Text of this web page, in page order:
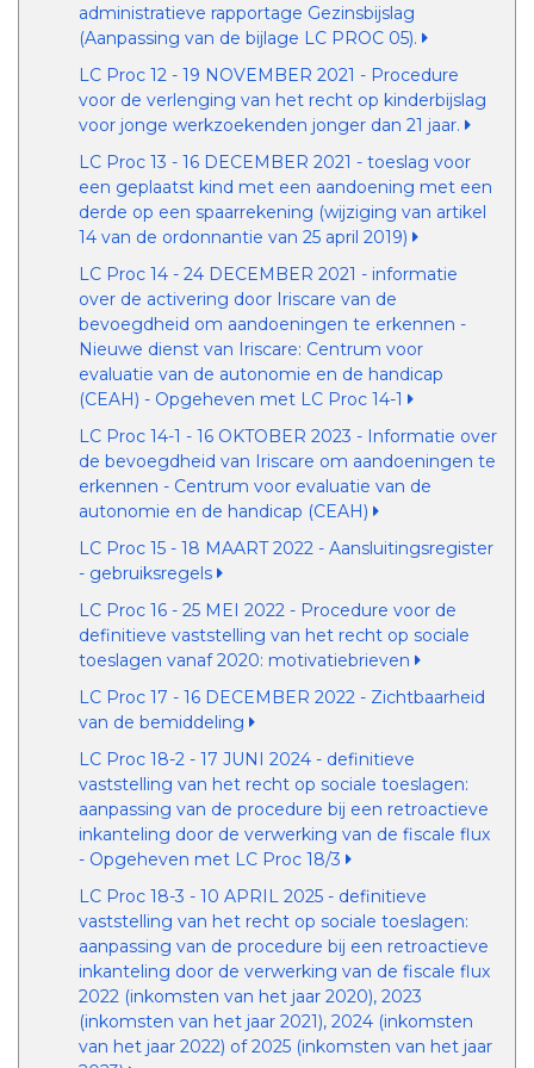
administratieve rapportage Gezinsbijslag
(Aanpassing van de bijlage LC PROC 05).
LC Proc 12 - 19 NOVEMBER 2021 - Procedure
voor de verlenging van het recht op kinderbijslag
voor jonge werkzoekenden jonger dan 21 jaar.
LC Proc 13 - 16 DECEMBER 2021 - toeslag voor
een geplaatst kind met een aandoening met een
derde op een spaarrekening (wijziging van artikel
14 van de ordonnantie van 25 april 2019)
LC Proc 14 - 24 DECEMBER 2021 - informatie
over de activering door Iriscare van de
bevoegdheid om aandoeningen te erkennen -
Nieuwe dienst van Iriscare: Centrum voor
evaluatie van de autonomie en de handicap
(CEAH) - Opgeheven met LC Proc 14-1
LC Proc 14-1 - 16 OKTOBER 2023 - Informatie over
de bevoegdheid van Iriscare om aandoeningen te
erkennen - Centrum voor evaluatie van de
autonomie en de handicap (CEAH)
LC Proc 15 - 18 MAART 2022 - Aansluitingsregister
- gebruiksregels
LC Proc 16 - 25 MEI 2022 - Procedure voor de
definitieve vaststelling van het recht op sociale
toeslagen vanaf 2020: motivatiebrieven
LC Proc 17 - 16 DECEMBER 2022 - Zichtbaarheid
van de bemiddeling
LC Proc 18-2 - 17 JUNI 2024 - definitieve
vaststelling van het recht op sociale toeslagen:
aanpassing van de procedure bij een retroactieve
inkanteling door de verwerking van de fiscale flux
- Opgeheven met LC Proc 18/3
LC Proc 18-3 - 10 APRIL 2025 - definitieve
vaststelling van het recht op sociale toeslagen:
aanpassing van de procedure bij een retroactieve
inkanteling door de verwerking van de fiscale flux
2022 (inkomsten van het jaar 2020), 2023
(inkomsten van het jaar 2021), 2024 (inkomsten
van het jaar 2022) of 2025 (inkomsten van het jaar